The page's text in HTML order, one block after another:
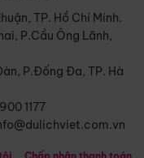
TP. Hồ Chí Minh.
P.Cầu Ông Lãnh,
P.Đống Đa, TP. Hà
1177